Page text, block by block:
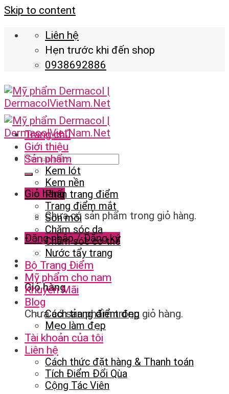
Skip to content
Liên hệ
Hẹn trước khi đến shop
0938692886
Giỏ hàng
Chưa có sản phẩm trong giỏ hàng.
Đăng nhập / Đăng ký
Giỏ hàng
Chưa có sản phẩm trong giỏ hàng.
Trang chủ
Giới thiệu
Sản phẩm
Kem lót
Kem nền
Phấn trang điểm
Trang điểm mắt
Son môi
Chăm sóc da
Chăm sóc cơ thể
Nước tẩy trang
Bộ Trang Điểm
Mỹ phẩm cho nam
Khuyến Mãi
Blog
Cách trang điểm đẹp
Mẹo làm đẹp
Tài khoản của tôi
Liên hệ
Cách thức đặt hàng & Thanh toán
Tích Điểm Đổi Qùa
Cộng Tác Viên